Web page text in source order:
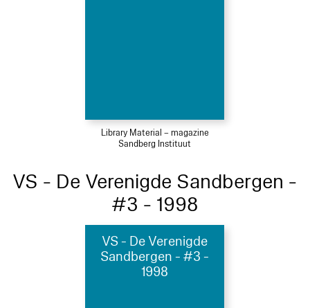
Library Material – magazine
Sandberg Instituut
VS - De Verenigde Sandbergen -
#3 - 1998
VS - De Verenigde
Sandbergen - #3 -
1998